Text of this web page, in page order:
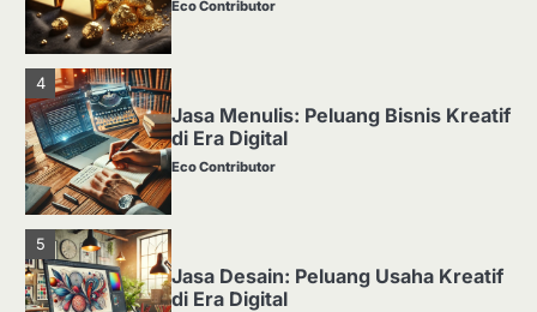
Eco Contributor
4
Jasa Menulis: Peluang Bisnis Kreatif
di Era Digital
Eco Contributor
5
Jasa Desain: Peluang Usaha Kreatif
di Era Digital